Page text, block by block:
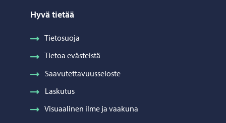
Hyvä tietää
Tietosuoja
Tietoa evästeistä
Saavutettavuusseloste
Laskutus
Visuaalinen ilme ja vaakuna